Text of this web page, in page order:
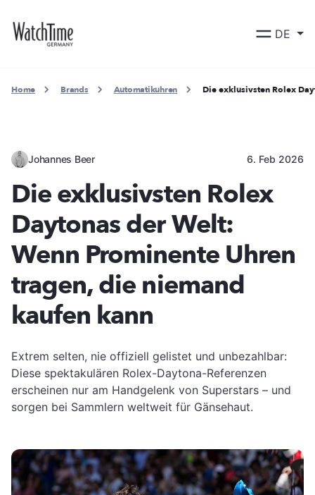
DE
Home Brands Automatikuhren Die exklusivsten Rolex
Johannes Beer 6. Feb 2026
Die exklusivsten Rolex
Daytonas der Welt:
Wenn Prominente Uhren
tragen, die niemand
kaufen kann
Extrem selten, nie offiziell gelistet und unbezahlbar:
Diese spektakulären Rolex-Daytona-Referenzen
erscheinen nur am Handgelenk von Superstars – und
sorgen bei Sammlern weltweit für Gänsehaut.